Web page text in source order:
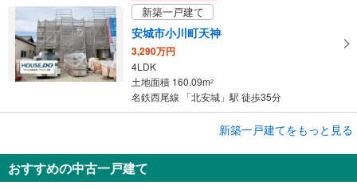
新築一戸建て
安城市小川町天神
3,290万円
4LDK
土地面積 160.09m2
名鉄西尾線 「北安城」駅 徒歩35分
安城市池浦町小山西
新築一戸建てをもっと見る
おすすめの中古一戸建て